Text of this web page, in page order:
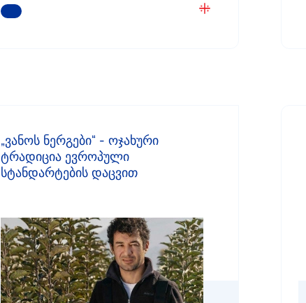
ᲒᲐᲘᲒᲔᲗ ᲛᲔᲢᲘ
„ვანოს ნერგები“ - ოჯახური
ტრადიცია ევროპული
სტანდარტების დაცვით